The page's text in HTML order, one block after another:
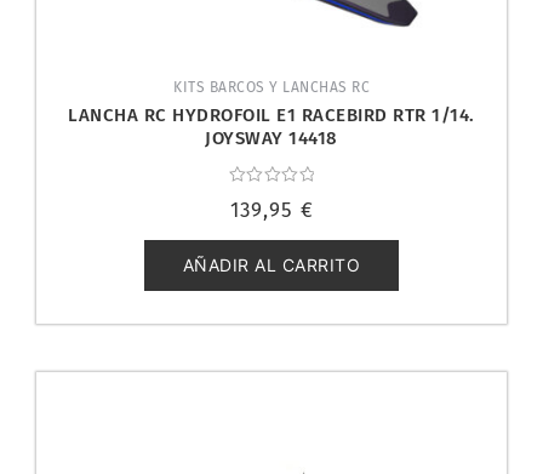
KITS BARCOS Y LANCHAS RC
LANCHA RC HYDROFOIL E1 RACEBIRD RTR 1/14.
JOYSWAY 14418
con
de
5
139,95 €
AÑADIR AL CARRITO